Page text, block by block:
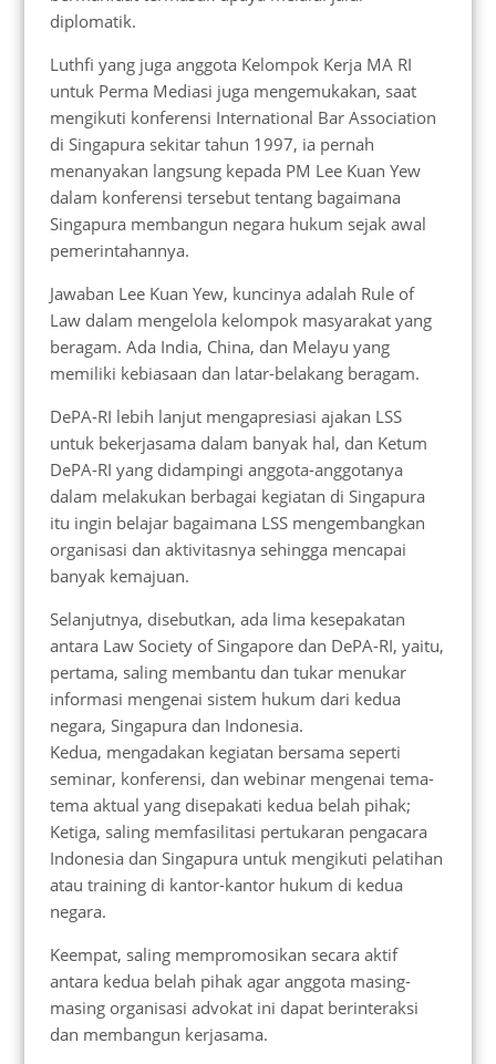
diplomatik.
Luthfi yang juga anggota Kelompok Kerja MA RI
untuk Perma Mediasi juga mengemukakan, saat
mengikuti konferensi International Bar Association
di Singapura sekitar tahun 1997, ia pernah
menanyakan langsung kepada PM Lee Kuan Yew
dalam konferensi tersebut tentang bagaimana
Singapura membangun negara hukum sejak awal
pemerintahannya.
Jawaban Lee Kuan Yew, kuncinya adalah Rule of
Law dalam mengelola kelompok masyarakat yang
beragam. Ada India, China, dan Melayu yang
memiliki kebiasaan dan latar-belakang beragam.
DePA-RI lebih lanjut mengapresiasi ajakan LSS
untuk bekerjasama dalam banyak hal, dan Ketum
DePA-RI yang didampingi anggota-anggotanya
dalam melakukan berbagai kegiatan di Singapura
itu ingin belajar bagaimana LSS mengembangkan
organisasi dan aktivitasnya sehingga mencapai
banyak kemajuan.
Selanjutnya, disebutkan, ada lima kesepakatan
antara Law Society of Singapore dan DePA-RI, yaitu,
pertama, saling membantu dan tukar menukar
informasi mengenai sistem hukum dari kedua
negara, Singapura dan Indonesia.
Kedua, mengadakan kegiatan bersama seperti
seminar, konferensi, dan webinar mengenai tema-
tema aktual yang disepakati kedua belah pihak;
Ketiga, saling memfasilitasi pertukaran pengacara
Indonesia dan Singapura untuk mengikuti pelatihan
atau training di kantor-kantor hukum di kedua
negara.
Keempat, saling mempromosikan secara aktif
antara kedua belah pihak agar anggota masing-
masing organisasi advokat ini dapat berinteraksi
dan membangun kerjasama.